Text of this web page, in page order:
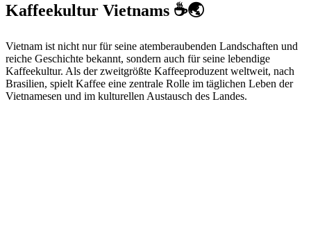
Kaffeekultur Vietnams ☕🌏
Vietnam ist nicht nur für seine atemberaubenden Landschaften und
reiche Geschichte bekannt, sondern auch für seine lebendige
Kaffeekultur. Als der zweitgrößte Kaffeeproduzent weltweit, nach
Brasilien, spielt Kaffee eine zentrale Rolle im täglichen Leben der
Vietnamesen und im kulturellen Austausch des Landes.